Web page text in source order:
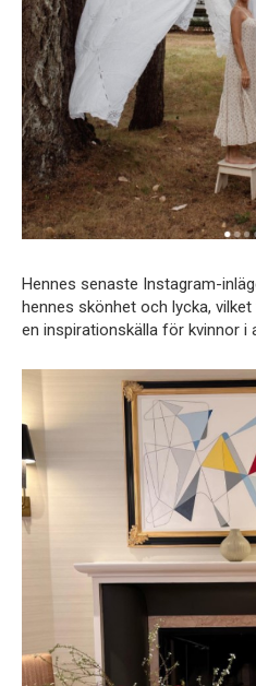
Hennes senaste Instagram-
hennes skönhet och lycka,
en inspirationskälla för kvinnor i